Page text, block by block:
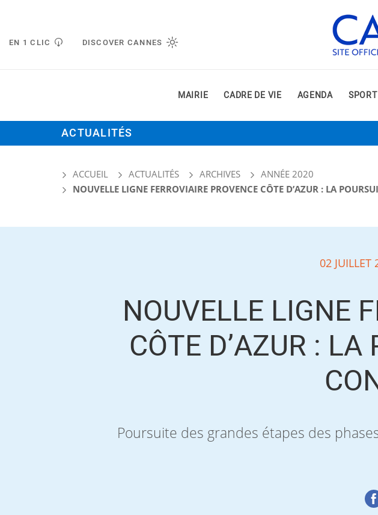
EN 1 CLIC DISCOVER CANNES
MAIRIE CADRE DE VIE AGENDA SPORT
ACTUALITÉS
ACCUEIL ACTUALITÉS ARCHIVES
ANNÉE 2020
NOUVELLE LIGNE FERROVIAIRE PROVENCE CÔTE D’AZUR : LA
02 JUILLET
NOUVELLE LIGNE
CÔTE D’AZUR :
Poursuite des grandes étapes des